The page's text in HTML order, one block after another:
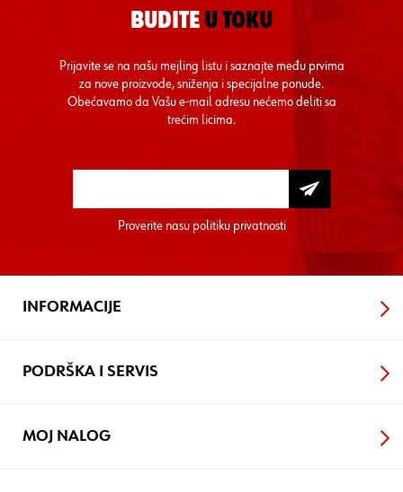
BUDITE U TOKU
Prijavite se na našu mejling listu i saznajte među prvima
za nove proizvode, sniženja i specijalne ponude.
Obećavamo da Vašu e-mail adresu nećemo deliti sa
trećim licima.
Proverite nasu politiku privatnosti
INFORMACIJE
PODRŠKA I SERVIS
MOJ NALOG